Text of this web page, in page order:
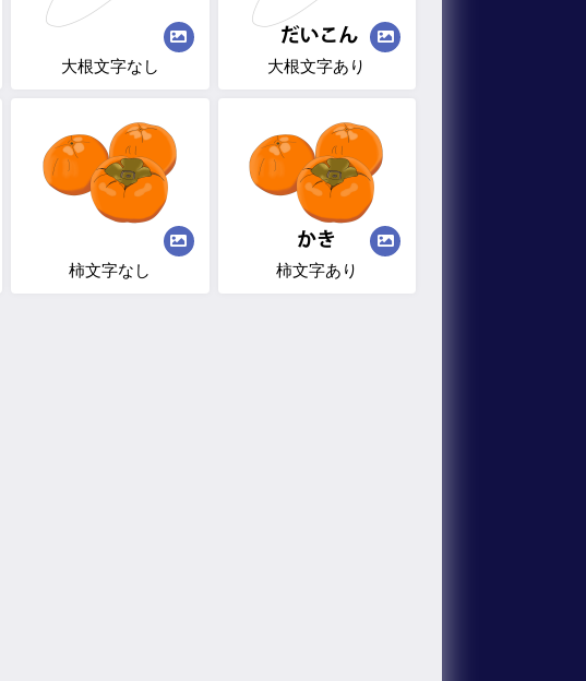
大根文字なし 大根文字あり
柿文字なし 柿文字あり